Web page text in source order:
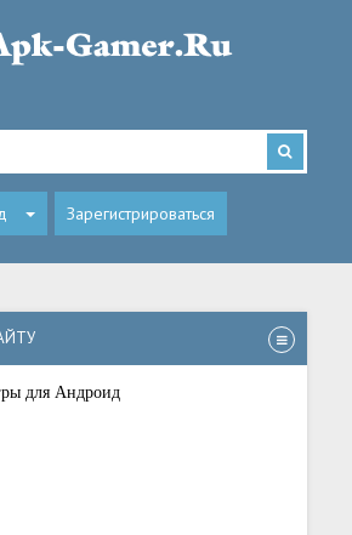
Зарегистрироваться
для Андроид